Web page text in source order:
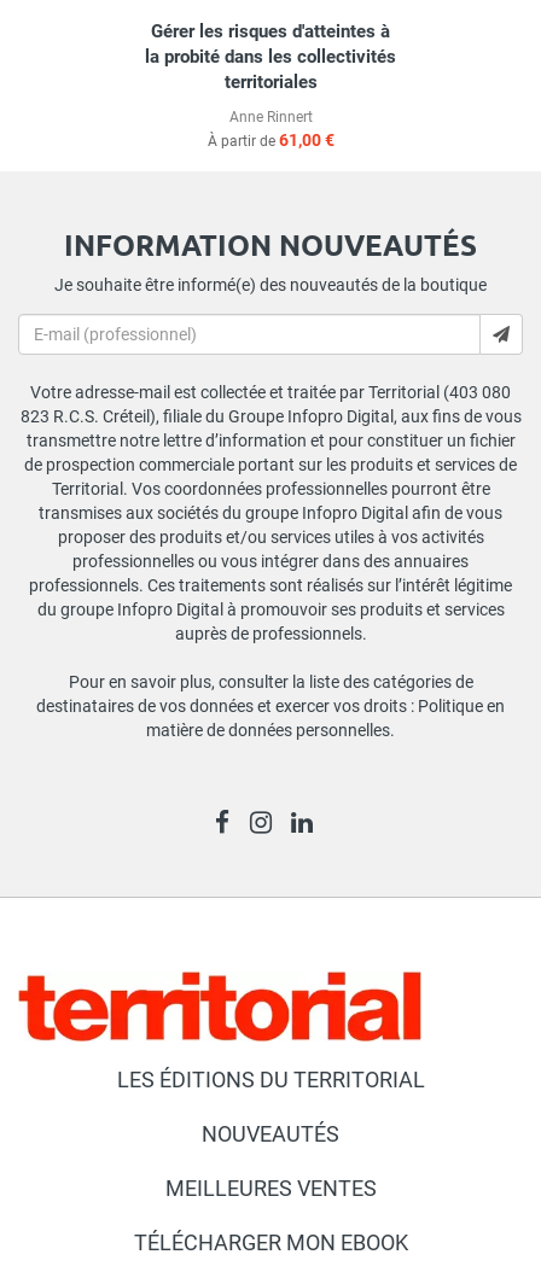
Gérer les risques d'atteintes à
la probité dans les collectivités
territoriales
Anne Rinnert
À partir de 61,00 €
INFORMATION NOUVEAUTÉS
Je souhaite être informé(e) des nouveautés de la boutique
Votre adresse-mail est collectée et traitée par Territorial (403 080
823 R.C.S. Créteil), filiale du Groupe Infopro Digital, aux fins de vous
transmettre notre lettre d’information et pour constituer un fichier
de prospection commerciale portant sur les produits et services de
Territorial. Vos coordonnées professionnelles pourront être
transmises aux sociétés du groupe Infopro Digital afin de vous
proposer des produits et/ou services utiles à vos activités
professionnelles ou vous intégrer dans des annuaires
professionnels. Ces traitements sont réalisés sur l’intérêt légitime
du groupe Infopro Digital à promouvoir ses produits et services
auprès de professionnels.
Pour en savoir plus, consulter la liste des catégories de
destinataires de vos données et exercer vos droits : Politique en
matière de données personnelles.
LES ÉDITIONS DU TERRITORIAL
NOUVEAUTÉS
MEILLEURES VENTES
TÉLÉCHARGER MON EBOOK